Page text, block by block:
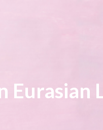
Eurasian